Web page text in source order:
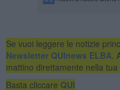
Se vuoi leggere le notizie
Newsletter QUInews ELBA.
mattino direttamente nella tua
Basta cliccare QUI